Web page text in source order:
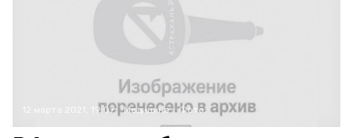
12 марта 2021, 19:07 Медицина Фото: